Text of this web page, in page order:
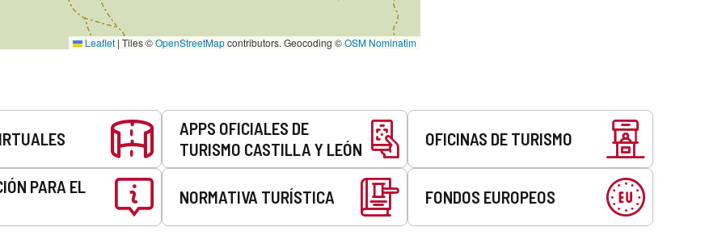
Leaflet | Tiles ©OpenStreetMapcontributors. Geocoding ©OSM Nominatim
APPS OFICIALES DE
TURISMO CASTILLA Y LEÓN
OFICINAS DE TURISMO
PARA EL
NORMATIVA TURÍSTICA FONDOS EUROPEOS